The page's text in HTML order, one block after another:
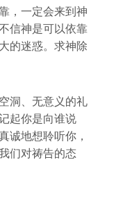
，一定会来到神
信神是可以依靠
的迷惑。求神除
洞、无意义的礼
起你是向谁说
诚地想聆听你，
们对祷告的态